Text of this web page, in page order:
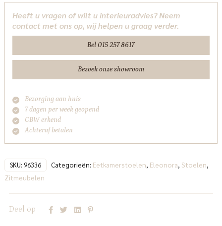
beige
Donna
Eleonora
Heeft u vragen of wilt u interieuradvies? Neem
contact met ons op, wij helpen u graag verder.
Bel 015 257 8617
Bezoek onze showroom
Bezorging aan huis
7 dagen per week geopend
CBW erkend
Achteraf betalen
SKU: 96336 Categorieën: Eetkamerstoelen, Eleonora, Stoelen,
Zitmeubelen
Deel op